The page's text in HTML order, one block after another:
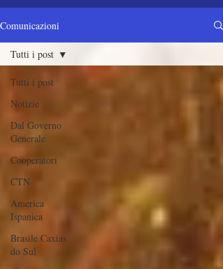
Comunicazioni
Tutti i post
Notizie
Dal Governo
Generale
Cooperatori
CTN
America
Ispanica
Brasile Caxias
do Sul
Tutti i post